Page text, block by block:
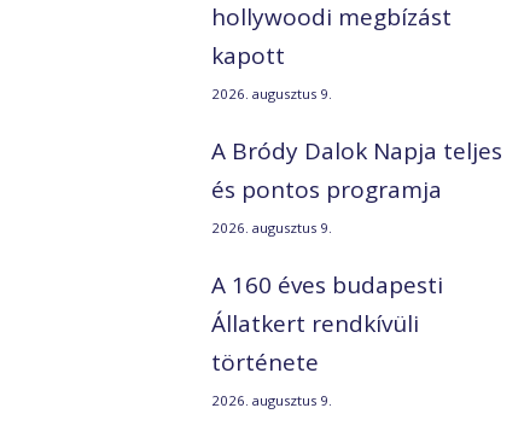
hollywoodi megbízást
kapott
2026. augusztus 9.
A Bródy Dalok Napja teljes
és pontos programja
2026. augusztus 9.
A 160 éves budapesti
Állatkert rendkívüli
története
2026. augusztus 9.